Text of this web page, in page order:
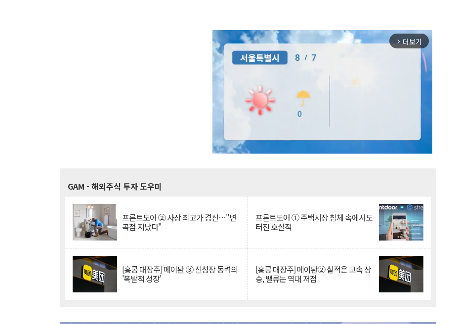
arrow_forward_ios 더보기
GAM - 해외주식 투자 도우미
프론트도어 ② 사상 최고가 경신…"변
곡점 지났다"
프론트도어 ① 주택시장 침체 속에서도
터진 호실적
[홍콩 대장주] 메이퇀 ③ 신성장 동력의
'폭발적 성장'
[홍콩 대장주] 메이퇀② 실적은 고속 상
승, 밸류는 역대 저점